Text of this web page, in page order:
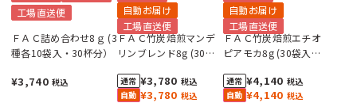
工場直送便
ＦＡＣ詰め合わせ8ｇ (3
種各10袋入・30杯分）
¥3,740 税込
自動お届け
工場直送便
ＦＡＣ竹炭焙煎マンデ
リンブレンド8g (30袋
¥3,780 税込
¥3,780 税込
自動お届け
工場直送便
ＦＡＣ竹炭焙煎エチオ
ピアモカ8g (30袋入・
¥4,140 税込
¥4,140 税込